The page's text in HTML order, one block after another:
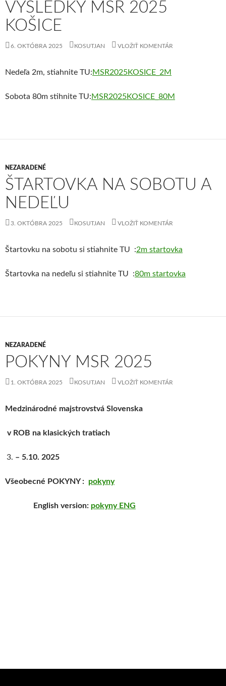
VÝSLEDKY MSR 2025
KOŠICE
6. OKTÓBRA 2025 KOSUTJAN VLOŽIŤ KOMENTÁR
Nedeľa 2m, stiahnite TU:MSR2025KOSICE_2M
Sobota 80m stihnite TU:MSR2025KOSICE_80M
NEZARADENÉ
ŠTARTOVKA NA SOBOTU A
NEDEĽU
3. OKTÓBRA 2025 KOSUTJAN VLOŽIŤ KOMENTÁR
Štartovku na sobotu si stiahnite TU :2m startovka
Štartovka na nedeľu si stiahnite TU :80m startovka
NEZARADENÉ
POKYNY MSR 2025
1. OKTÓBRA 2025 KOSUTJAN VLOŽIŤ KOMENTÁR
Medzinárodné majstrovstvá S lovenska
v ROB na klasických tratiach
– 5.10. 2025
Všeobecné POKYNY : pokyny
English version: pokyny ENG